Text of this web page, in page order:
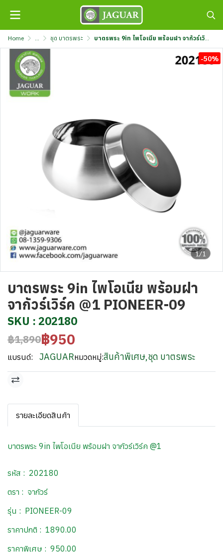
Home ... ชุด บาตรพระ บาตรพระ 9in ไพโอเนีย พร้อมฝา จากัวร์เวิร์ค @1 PIONEER-09
1/1
-50%
บาตรพระ 9in ไพโอเนีย พร้อมฝา
จากัวร์เวิร์ค @1 PIONEER-09
SKU : 202180
฿1,890฿950
แบรนด์: JAGUARหมวดหมู่:สินค้าพิเศษ,ชุด บาตรพระ
รายละเอียดสินค้า
บาตรพระ 9in ไพโอเนีย พร้อมฝา จากัวร์เวิร์ค @1
รหัส : 202180
ตรา : จากัวร์
รุ่น : PIONEER-09
ราคาปกติ : 1890.00
ราคาพิเศษ : 950.00